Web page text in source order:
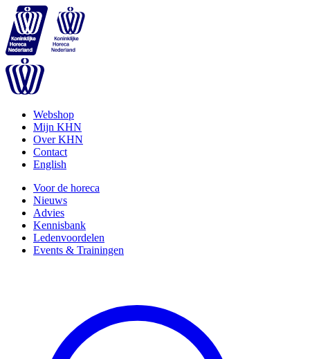
Webshop
Mijn KHN
Over KHN
Contact
English
Voor de horeca
Nieuws
Advies
Kennisbank
Ledenvoordelen
Events & Trainingen